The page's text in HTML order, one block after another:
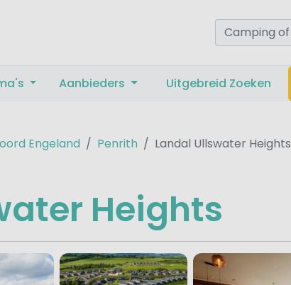
Aanbieders Uitgebreid Zoeken
Engeland Penrith Landal Ullswater Heights
Heights